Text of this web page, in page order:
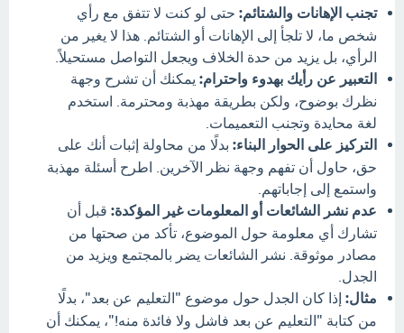
تجنب الإهانات والشتائم: حتى لو كنت لا تتفق مع رأي
شخص ما، لا تلجأ إلى الإهانات أو الشتائم. هذا لا يغير من
الرأي، بل يزيد من حدة الخلاف ويجعل التواصل مستحيلاً.
التعبير عن رأيك بهدوء واحترام: يمكنك أن تشرح وجهة
نظرك بوضوح، ولكن بطريقة مهذبة ومحترمة. استخدم
لغة محايدة وتجنب التعميمات.
التركيز على الحوار البناء: بدلًا من محاولة إثبات أنك على
حق، حاول أن تفهم وجهة نظر الآخرين. اطرح أسئلة مهذبة
واستمع إلى إجاباتهم.
عدم نشر الشائعات أو المعلومات غير المؤكدة: قبل أن
تشارك أي معلومة حول الموضوع، تأكد من صحتها من
مصادر موثوقة. نشر الشائعات يضر بالمجتمع ويزيد من
الجدل.
مثال: إذا كان الجدل حول موضوع "التعليم عن بعد"، بدلًا
من كتابة "التعليم عن بعد فاشل ولا فائدة منه!"، يمكنك أن